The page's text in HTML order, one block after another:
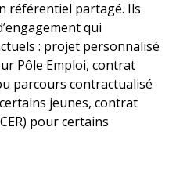
référentiel partagé. Ils
qui
: projet personnalisé
Pôle Emploi, contrat
parcours contractualisé
jeunes, contrat
pour certains